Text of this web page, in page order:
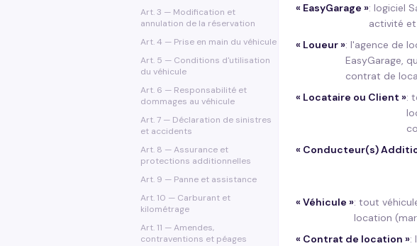
Art. 3 — Modification et
annulation de la réservation
Art. 4 — Prise en main du véhicule
Art. 5 — Conditions d'utilisation
du véhicule
Art. 6 — Responsabilité et
dommages au véhicule
Art. 7 — Déclaration de sinistres
et accidents
Art. 8 — Assurance et
protections additionnelles
Art. 9 — Panne et assistance
Art. 10 — Carburant et
kilométrage
Art. 11 — Amendes,
contraventions et péages
« EasyGarage »: logiciel
activité
« Loueur »: l'agence de
EasyGarage,
contrat de
« Locataire ou Client »:
« Conducteur(s)
« Véhicule »: tout
location
« Contrat de location »: